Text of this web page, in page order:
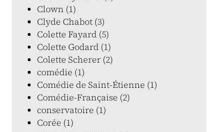
Clown (1)
Clyde Chabot (3)
Colette Fayard (5)
Colette Godard (1)
Colette Scherer (2)
comédie (1)
Comédie de Saint-Étienne (1)
Comédie-Française (2)
conservatoire (1)
Corée (1)